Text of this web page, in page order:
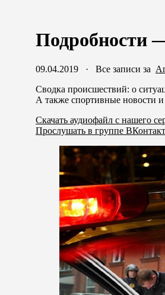
Подробности
09.04.2019 · Все записи за
Сводка происшествий: о
А также спортивные новости
Скачать аудиофайл с нашего
Прослушать в группе